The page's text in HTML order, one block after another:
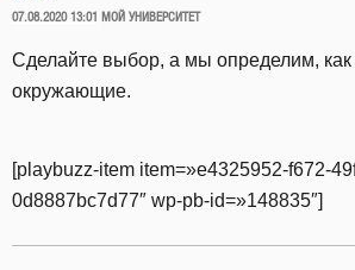
ОПУБЛИКОВАНО
07.08.2020 13:01 МОЙ УНИВЕРСИТЕТ
Сделайте выбор, а мы определим, как
окружающие.
[playbuzz-item item=»e4325952-f672-
0d8887bc7d77″ wp-pb-id=»148835″]